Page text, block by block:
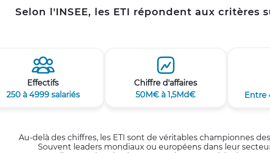
Selon l'INSEE, les ETI répondent aux critères
Effectifs
250 à 4999 salariés
Chiffre d'affaires
50M€ à 1,5Md€
Entre
Au-delà des chiffres, les ETI sont de véritables championnes
Souvent leaders mondiaux ou européens dans leur